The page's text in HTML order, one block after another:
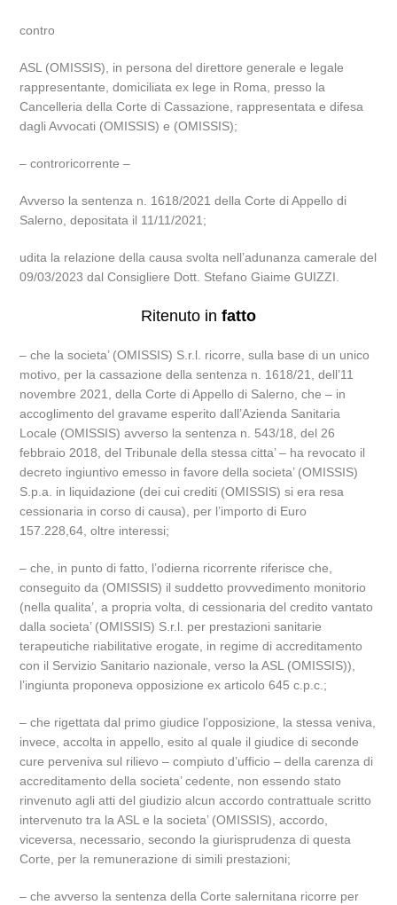
contro
ASL (OMISSIS), in persona del direttore generale e legale
rappresentante, domiciliata ex lege in Roma, presso la
Cancelleria della Corte di Cassazione, rappresentata e difesa
dagli Avvocati (OMISSIS) e (OMISSIS);
– controricorrente –
Avverso la sentenza n. 1618/2021 della Corte di Appello di
Salerno, depositata il 11/11/2021;
udita la relazione della causa svolta nell’adunanza camerale del
09/03/2023 dal Consigliere Dott. Stefano Giaime GUIZZI.
Ritenuto in fatto
– che la societa’ (OMISSIS) S.r.l. ricorre, sulla base di un unico
motivo, per la cassazione della sentenza n. 1618/21, dell’11
novembre 2021, della Corte di Appello di Salerno, che – in
accoglimento del gravame esperito dall’Azienda Sanitaria
Locale (OMISSIS) avverso la sentenza n. 543/18, del 26
febbraio 2018, del Tribunale della stessa citta’ – ha revocato il
decreto ingiuntivo emesso in favore della societa’ (OMISSIS)
S.p.a. in liquidazione (dei cui crediti (OMISSIS) si era resa
cessionaria in corso di causa), per l’importo di Euro
157.228,64, oltre interessi;
– che, in punto di fatto, l’odierna ricorrente riferisce che,
conseguito da (OMISSIS) il suddetto provvedimento monitorio
(nella qualita’, a propria volta, di cessionaria del credito vantato
dalla societa’ (OMISSIS) S.r.l. per prestazioni sanitarie
terapeutiche riabilitative erogate, in regime di accreditamento
con il Servizio Sanitario nazionale, verso la ASL (OMISSIS)),
l’ingiunta proponeva opposizione ex articolo 645 c.p.c.;
– che rigettata dal primo giudice l’opposizione, la stessa veniva,
invece, accolta in appello, esito al quale il giudice di seconde
cure perveniva sul rilievo – compiuto d’ufficio – della carenza di
accreditamento della societa’ cedente, non essendo stato
rinvenuto agli atti del giudizio alcun accordo contrattuale scritto
intervenuto tra la ASL e la societa’ (OMISSIS), accordo,
viceversa, necessario, secondo la giurisprudenza di questa
Corte, per la remunerazione di simili prestazioni;
– che avverso la sentenza della Corte salernitana ricorre per